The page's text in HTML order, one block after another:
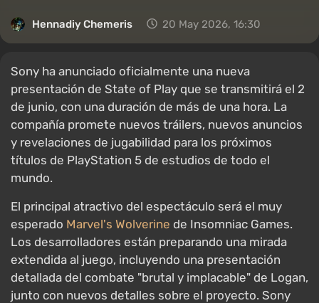
Hennadiy Chemеris 20 May 2026, 16:30
Sony ha anunciado oficialmente una nueva
presentación de State of Play que se transmitirá el 2
de junio, con una duración de más de una hora. La
compañía promete nuevos tráilers, nuevos anuncios
y revelaciones de jugabilidad para los próximos
títulos de PlayStation 5 de estudios de todo el
mundo.
El principal atractivo del espectáculo será el muy
esperado Marvel's Wolverine de Insomniac Games.
Los desarrolladores están preparando una mirada
extendida al juego, incluyendo una presentación
detallada del combate "brutal y implacable" de Logan,
junto con nuevos detalles sobre el proyecto. Sony